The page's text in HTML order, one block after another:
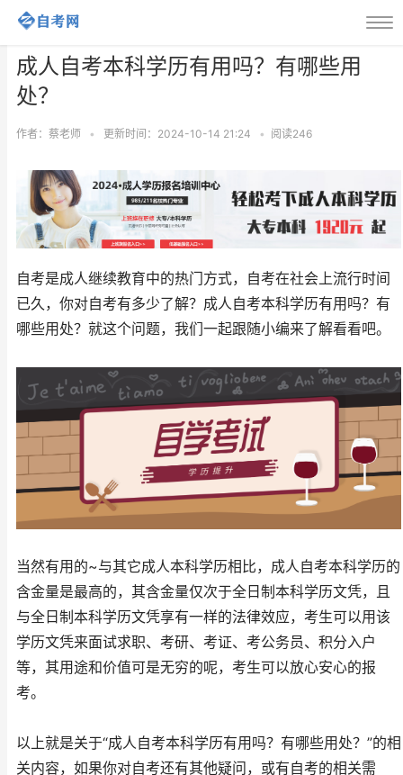
成人自考本科学历有用吗？有哪些用
处？
作者：蔡老师 • 更新时间：2024-10-14 21:24 • 阅读246
自考是成人继续教育中的热门方式，自考在社会上流行时间
已久，你对自考有多少了解？成人自考本科学历有用吗？有
哪些用处？就这个问题，我们一起跟随小编来了解看看吧。
当然有用的~与其它成人本科学历相比，成人自考本科学历的
含金量是最高的，其含金量仅次于全日制本科学历文凭，且
与全日制本科学历文凭享有一样的法律效应，考生可以用该
学历文凭来面试求职、考研、考证、考公务员、积分入户
等，其用途和价值可是无穷的呢，考生可以放心安心的报
考。
以上就是关于“成人自考本科学历有用吗？有哪些用处？”的相
关内容，如果你对自考还有其他疑问，或有自考的相关需